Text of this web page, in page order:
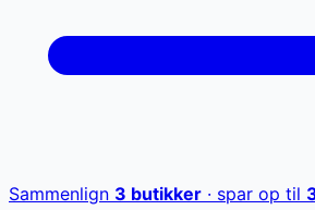
Sammenlign 3 butikker · spar op til